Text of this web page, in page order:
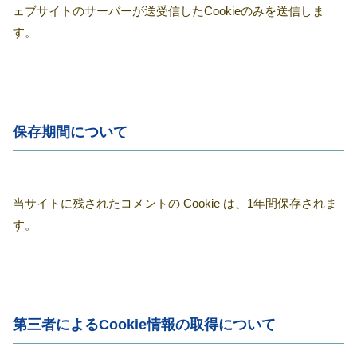
ェブサイトのサーバーが送受信したCookieのみを送信しま
す。
保存期間について
当サイトに残されたコメントの Cookie は、1年間保存されま
す。
第三者によるCookie情報の取得について